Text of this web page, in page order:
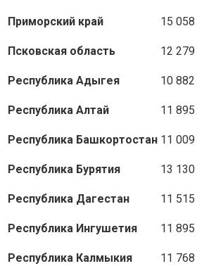
Приморский край 15 058
Псковская область 12 279
Республика Адыгея 10 882
Республика Алтай 11 895
Республика Башкортостан 11 009
Республика Бурятия 13 130
Республика Дагестан 11 515
Республика Ингушетия 11 895
Республика Калмыкия 11 768